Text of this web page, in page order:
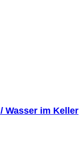
Wasser im Keller